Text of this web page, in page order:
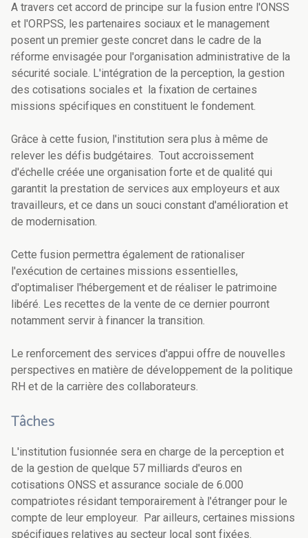
A travers cet accord de principe sur la fusion entre l'ONSS
et l'ORPSS, les partenaires sociaux et le management
posent un premier geste concret dans le cadre de la
réforme envisagée pour l'organisation administrative de la
sécurité sociale. L'intégration de la perception, la gestion
des cotisations sociales et la fixation de certaines
missions spécifiques en constituent le fondement.
Grâce à cette fusion, l'institution sera plus à même de
relever les défis budgétaires. Tout accroissement
d'échelle créée une organisation forte et de qualité qui
garantit la prestation de services aux employeurs et aux
travailleurs, et ce dans un souci constant d'amélioration et
de modernisation.
Cette fusion permettra également de rationaliser
l'exécution de certaines missions essentielles,
d'optimaliser l'hébergement et de réaliser le patrimoine
libéré. Les recettes de la vente de ce dernier pourront
notamment servir à financer la transition.
Le renforcement des services d'appui offre de nouvelles
perspectives en matière de développement de la politique
RH et de la carrière des collaborateurs.
Tâches
L'institution fusionnée sera en charge de la perception et
de la gestion de quelque 57 milliards d'euros en
cotisations ONSS et assurance sociale de 6.000
compatriotes résidant temporairement à l'étranger pour le
compte de leur employeur. Par ailleurs, certaines missions
spécifiques relatives au secteur local sont fixées.